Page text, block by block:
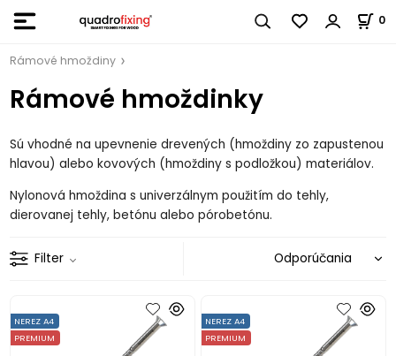
0
Rámové hmoždiny
Rámové hmoždinky
Sú vhodné na upevnenie drevených (hmoždiny zo zapustenou
hlavou) alebo kovových (hmoždiny s podložkou) materiálov.
Nylonová hmoždina s univerzálnym použitím do tehly,
dierovanej tehly, betónu alebo pórobetónu.
Filter
NEREZ A4
PREMIUM
NEREZ A4
PREMIUM